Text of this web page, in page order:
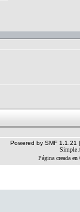
Powered by SMF 1.1.21
Simple
Página creada